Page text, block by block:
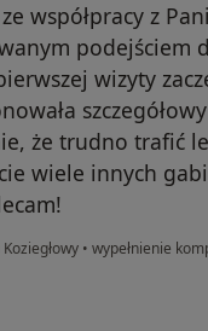
współpracy z
podejściem
wizyty
że trudno trafić
wiele innych
• wypełnienie